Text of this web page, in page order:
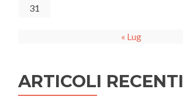
31
« Lug
ARTICOLI RECENTI